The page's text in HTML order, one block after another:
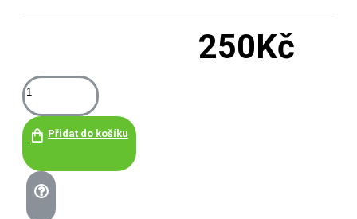
250Kč
Přidat do košíku